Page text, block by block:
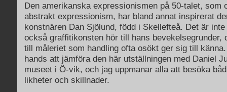
Den amerikanska expressionismen på 50-talet, som
abstrakt expressionism, har bland annat inspirerat
konstnären Dan Sjölund, född i Skellefteå. Det är
också graffitikonsten hör till hans bevekelsegrunder,
till måleriet som handling ofta osökt ger sig till
hands att jämföra den här utställningen med Daniel
museet i Ö-vik, och jag uppmanar alla att besöka
likheter och skillnader.